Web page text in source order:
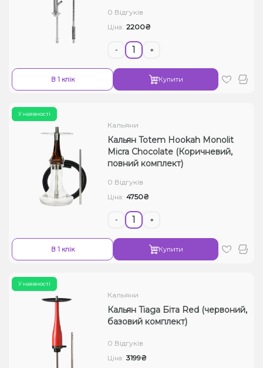
0 Відгуків
Ціна: 2200₴
- +
В 1 клік Купити
У наявності
Кальяни
Кальян Totem Hookah Monolit
Micra Chocolate (Коричневий,
повний комплект)
0 Відгуків
Ціна: 4750₴
- +
В 1 клік Купити
У наявності
Кальяни
Кальян Tiaga Біта Red (червоний,
базовий комплект)
0 Відгуків
Ціна: 3199₴